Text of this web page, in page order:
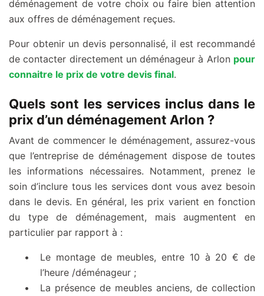
déménagement de votre choix ou faire bien attention
aux offres de déménagement reçues.
Pour obtenir un devis personnalisé, il est recommandé
de contacter directement un déménageur à Arlon pour
connaitre le prix de votre devis final.
Quels sont les services inclus dans le
prix d’un déménagement Arlon ?
Avant de commencer le déménagement, assurez-vous
que l’entreprise de déménagement dispose de toutes
les informations nécessaires. Notamment, prenez le
soin d’inclure tous les services dont vous avez besoin
dans le devis. En général, les prix varient en fonction
du type de déménagement, mais augmentent en
particulier par rapport à :
Le montage de meubles, entre 10 à 20 € de
l’heure /déménageur ;
La présence de meubles anciens, de collection